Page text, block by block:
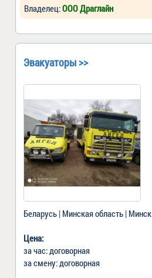
Владелец:ООО Драглайн
Эвакуаторы >>
Беларусь | Минская область | Минск
Цена:
за час: договорная
за смену: договорная